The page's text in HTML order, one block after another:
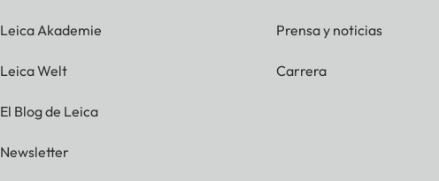
Leica Akademie
Leica Welt
El Blog de Leica
Newsletter
Prensa y noticias
Carrera